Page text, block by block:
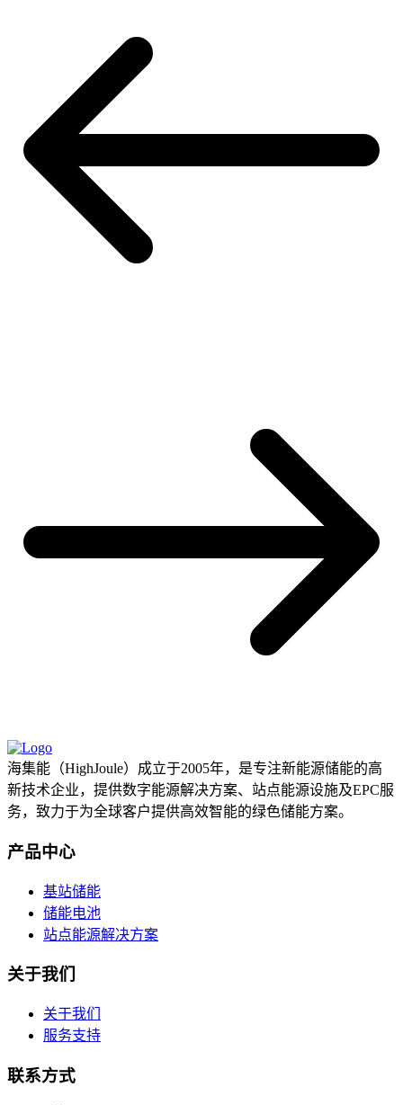
海集能（HighJoule）成立于2005年，是专注新能源储能的高
新技术企业，提供数字能源解决方案、站点能源设施及EPC服
务，致力于为全球客户提供高效智能的绿色储能方案。
产品中心
基站储能
储能电池
站点能源解决方案
关于我们
关于我们
服务支持
联系方式